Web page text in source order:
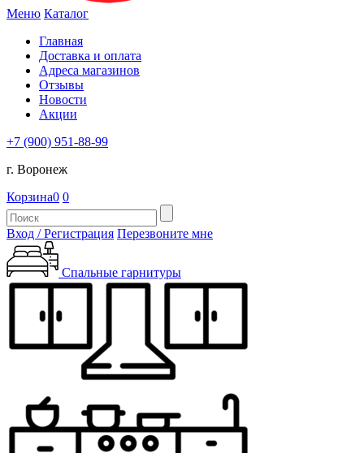
Меню Каталог
Главная
Доставка и оплата
Адреса магазинов
Отзывы
Новости
Акции
+7 (900) 951-88-99
г. Воронеж
Корзина0 0
Вход / Регистрация Перезвоните мне
Спальные гарнитуры